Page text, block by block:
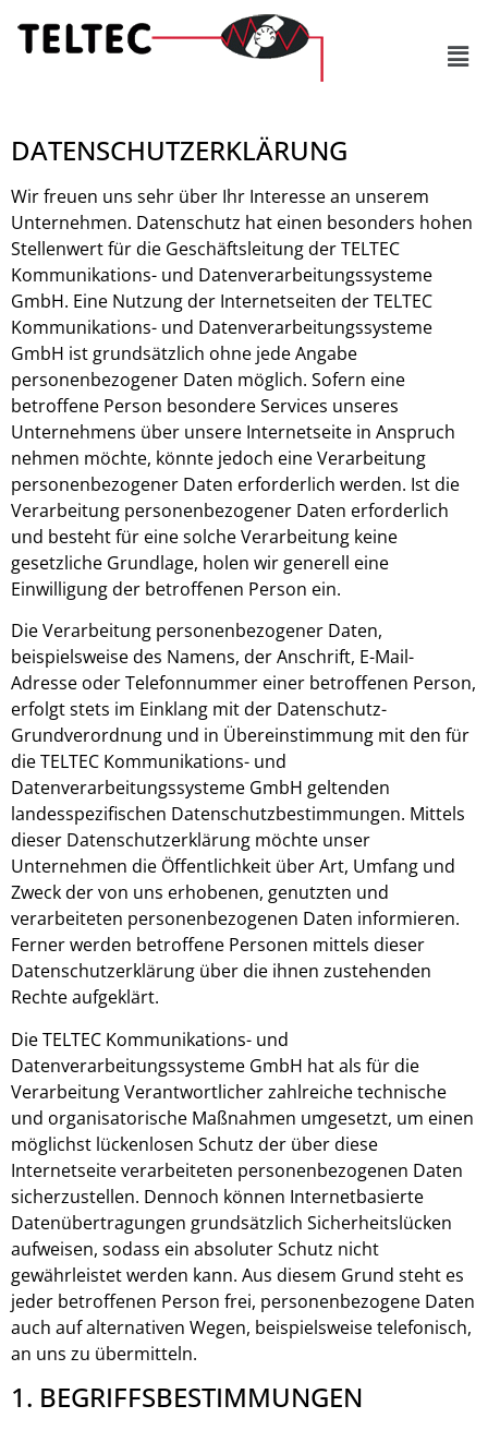
DATENSCHUTZERKLÄRUNG
Wir freuen uns sehr über Ihr Interesse an unserem
Unternehmen. Datenschutz hat einen besonders hohen
Stellenwert für die Geschäftsleitung der TELTEC
Kommunikations- und Datenverarbeitungssysteme
GmbH. Eine Nutzung der Internetseiten der TELTEC
Kommunikations- und Datenverarbeitungssysteme
GmbH ist grundsätzlich ohne jede Angabe
personenbezogener Daten möglich. Sofern eine
betroffene Person besondere Services unseres
Unternehmens über unsere Internetseite in Anspruch
nehmen möchte, könnte jedoch eine Verarbeitung
personenbezogener Daten erforderlich werden. Ist die
Verarbeitung personenbezogener Daten erforderlich
und besteht für eine solche Verarbeitung keine
gesetzliche Grundlage, holen wir generell eine
Einwilligung der betroffenen Person ein.
Die Verarbeitung personenbezogener Daten,
beispielsweise des Namens, der Anschrift, E-Mail-
Adresse oder Telefonnummer einer betroffenen Person,
erfolgt stets im Einklang mit der Datenschutz-
Grundverordnung und in Übereinstimmung mit den für
die TELTEC Kommunikations- und
Datenverarbeitungssysteme GmbH geltenden
landesspezifischen Datenschutzbestimmungen. Mittels
dieser Datenschutzerklärung möchte unser
Unternehmen die Öffentlichkeit über Art, Umfang und
Zweck der von uns erhobenen, genutzten und
verarbeiteten personenbezogenen Daten informieren.
Ferner werden betroffene Personen mittels dieser
Datenschutzerklärung über die ihnen zustehenden
Rechte aufgeklärt.
Die TELTEC Kommunikations- und
Datenverarbeitungssysteme GmbH hat als für die
Verarbeitung Verantwortlicher zahlreiche technische
und organisatorische Maßnahmen umgesetzt, um einen
möglichst lückenlosen Schutz der über diese
Internetseite verarbeiteten personenbezogenen Daten
sicherzustellen. Dennoch können Internetbasierte
Datenübertragungen grundsätzlich Sicherheitslücken
aufweisen, sodass ein absoluter Schutz nicht
gewährleistet werden kann. Aus diesem Grund steht es
jeder betroffenen Person frei, personenbezogene Daten
auch auf alternativen Wegen, beispielsweise telefonisch,
an uns zu übermitteln.
1. BEGRIFFSBESTIMMUNGEN